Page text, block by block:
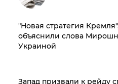
"Новая стратегия
объяснили слова
Украиной
Запад призвали к рейду